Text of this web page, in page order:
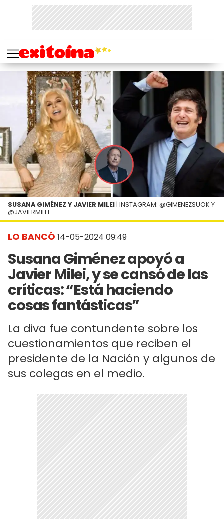
LO BANCÓ 14-05-2024 09:49
Susana Giménez apoyó a
Javier Milei, y se cansó de las
críticas: “Está haciendo
cosas fantásticas”
La diva fue contundente sobre los
cuestionamientos que reciben el
presidente de la Nación y algunos de
sus colegas en el medio.
SUSANA GIMÉNEZ Y JAVIER MILEI | INSTAGRAM: @GIMENEZSUOK Y
@JAVIERMILEI